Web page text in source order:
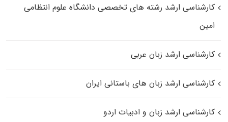
کارشناسی ارشد رﺷﺘﻪ ﻫﺎی تخصصی داﻧﺸﮕﺎه ﻋﻠﻮم انتظامی
اﻣﻴﻦ
کارشناسی ارشد زبان عربی
کارشناسی ارشد زبان‌ های باستانی ایران
کارشناسی ارشد زبان و ادبیات اردو